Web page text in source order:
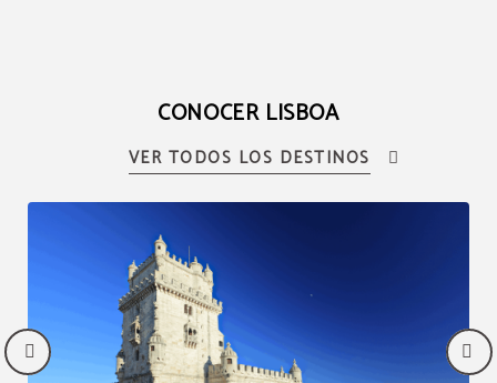
CONOCER LISBOA
VER TODOS LOS DESTINOS